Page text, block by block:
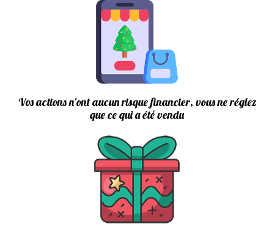
Vos actions n'ont aucun risque financier, vous ne réglez
que ce qui a été vendu